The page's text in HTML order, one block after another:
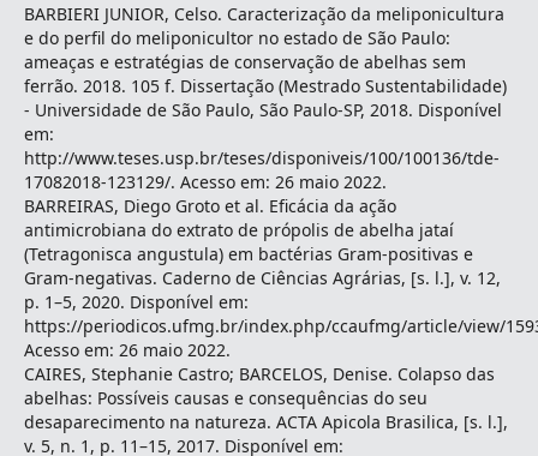
BARBIERI JUNIOR, Celso. Caracterização da meliponicultura
e do perfil do meliponicultor no estado de São Paulo:
ameaças e estratégias de conservação de abelhas sem
ferrão. 2018. 105 f. Dissertação (Mestrado Sustentabilidade)
- Universidade de São Paulo, São Paulo-SP, 2018. Disponível
em:
http://www.teses.usp.br/teses/disponiveis/100/100136/tde-
17082018-123129/. Acesso em: 26 maio 2022.
BARREIRAS, Diego Groto et al. Eficácia da ação
antimicrobiana do extrato de própolis de abelha jataí
(Tetragonisca angustula) em bactérias Gram-positivas e
Gram-negativas. Caderno de Ciências Agrárias, [s. l.], v. 12,
p. 1–5, 2020. Disponível em:
https://periodicos.ufmg.br/index.php/ccaufmg/article/view/
Acesso em: 26 maio 2022.
CAIRES, Stephanie Castro; BARCELOS, Denise. Colapso das
abelhas: Possíveis causas e consequências do seu
desaparecimento na natureza. ACTA Apicola Brasilica, [s. l.],
v. 5, n. 1, p. 11–15, 2017. Disponível em: